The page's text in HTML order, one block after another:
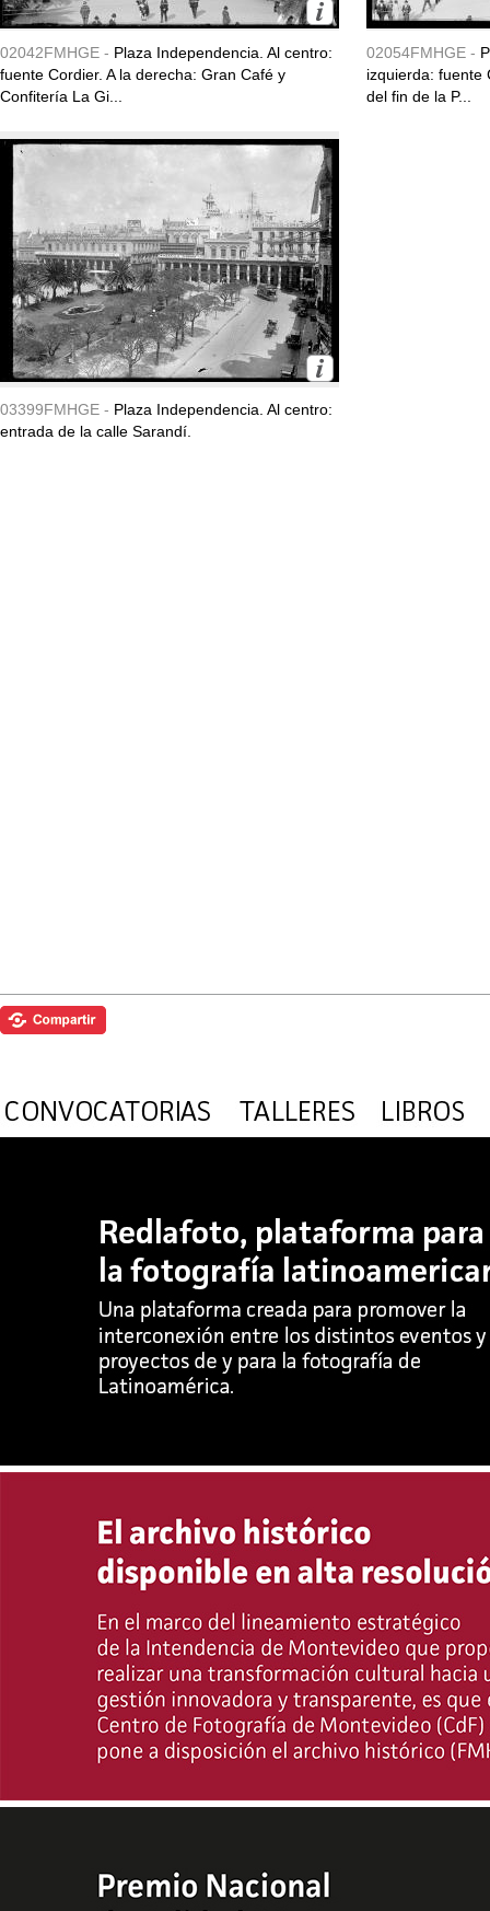
02042FMHGE - Plaza Independencia. Al centro:
fuente Cordier. A la derecha: Gran Café y
Confitería La Gi...
02054FMHGE -
izquierda: fuente
del fin de la P...
03399FMHGE - Plaza Independencia. Al centro:
entrada de la calle Sarandí.